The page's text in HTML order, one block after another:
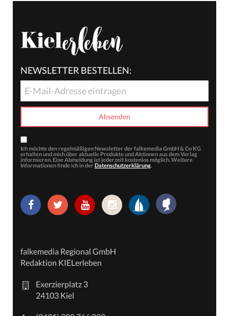
NEWSLETTER BESTELLEN:
Ich möchte den regelmäßigen Newsletter der falkemedia GmbH & Co KG
erhalten und mich über aktuelle Produkte und Aktionen aus dem Verlag
informieren. Eine Abmeldung ist jederzeit kostenlos möglich. Weitere
Informationen finde ich in der Datenschutzerklärung.
falkemedia Regional GmbH
Redaktion KIELerleben
Exerzierplatz 3
24103 Kiel